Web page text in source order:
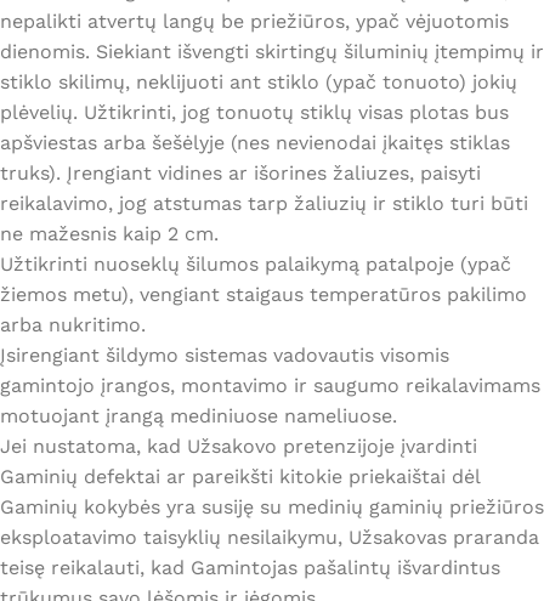
nepalikti atvertų langų be priežiūros, ypač vėjuotomis
dienomis. Siekiant išvengti skirtingų šiluminių įtempimų ir
stiklo skilimų, neklijuoti ant stiklo (ypač tonuoto) jokių
plėvelių. Užtikrinti, jog tonuotų stiklų visas plotas bus
apšviestas arba šešėlyje (nes nevienodai įkaitęs stiklas
truks). Įrengiant vidines ar išorines žaliuzes, paisyti
reikalavimo, jog atstumas tarp žaliuzių ir stiklo turi būti
ne mažesnis kaip 2 cm.
Užtikrinti nuoseklų šilumos palaikymą patalpoje (ypač
žiemos metu), vengiant staigaus temperatūros pakilimo
arba nukritimo.
Įsirengiant šildymo sistemas vadovautis visomis
gamintojo įrangos, montavimo ir saugumo reikalavimams
motuojant įrangą mediniuose nameliuose.
Jei nustatoma, kad Užsakovo pretenzijoje įvardinti
Gaminių defektai ar pareikšti kitokie priekaištai dėl
Gaminių kokybės yra susiję su medinių gaminių priežiūros
eksploatavimo taisyklių nesilaikymu, Užsakovas praranda
teisę reikalauti, kad Gamintojas pašalintų išvardintus